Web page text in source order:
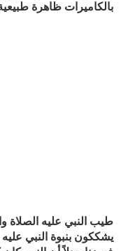
بالكاميرات ظاهرة
طيب النبي عليه الصلاة
يشككون بنبوة النبي